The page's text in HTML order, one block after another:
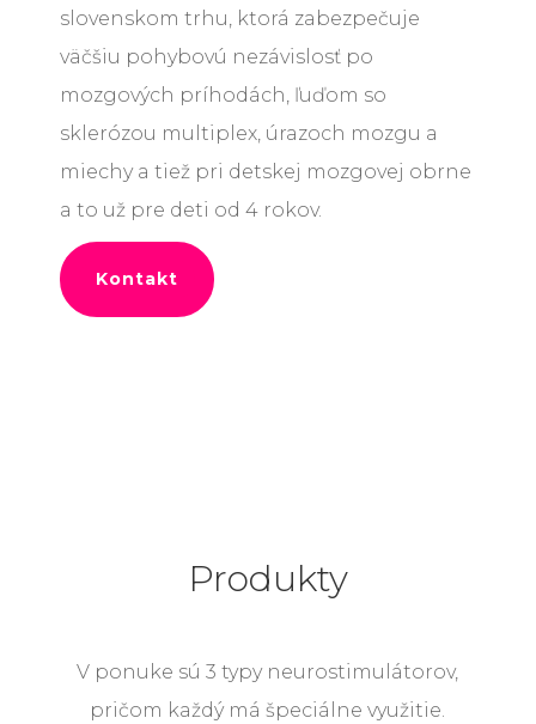
slovenskom trhu, ktorá zabezpečuje
väčšiu pohybovú nezávislosť po
mozgových príhodách, ľuďom so
sklerózou multiplex, úrazoch mozgu a
miechy a tiež pri detskej mozgovej obrne
a to už pre deti od 4 rokov.
Kontakt
Produkty
V ponuke sú 3 typy neurostimulátorov,
pričom každý má špeciálne využitie.